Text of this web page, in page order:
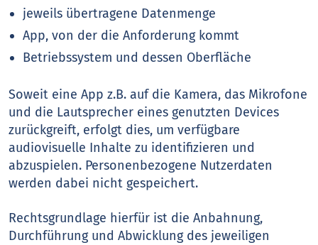
jeweils übertragene Datenmenge
App, von der die Anforderung kommt
Betriebssystem und dessen Oberfläche
Soweit eine App z.B. auf die Kamera, das Mikrofone
und die Lautsprecher eines genutzten Devices
zurückgreift, erfolgt dies, um verfügbare
audiovisuelle Inhalte zu identifizieren und
abzuspielen. Personenbezogene Nutzerdaten
werden dabei nicht gespeichert.
Rechtsgrundlage hierfür ist die Anbahnung,
Durchführung und Abwicklung des jeweiligen